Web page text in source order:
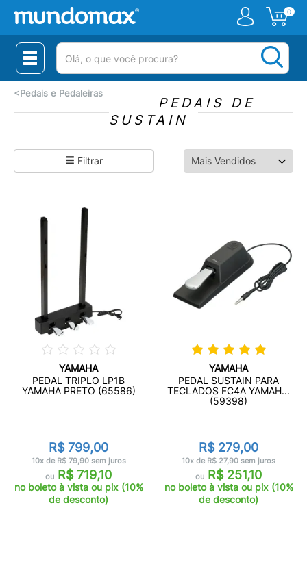
0
(pesquisar)
< Pedais e Pedaleiras
PEDAIS DE
SUSTAIN
Filtrar
YAMAHA
PEDAL TRIPLO LP1B
YAMAHA PRETO (65586)
R$ 799,00
10x de R$ 79,90 sem juros
ou R$ 719,10
no boleto à vista ou pix (10%
de desconto)
YAMAHA
PEDAL SUSTAIN PARA
TECLADOS FC4A YAMAH...
(59398)
R$ 279,00
10x de R$ 27,90 sem juros
ou R$ 251,10
no boleto à vista ou pix (10%
de desconto)